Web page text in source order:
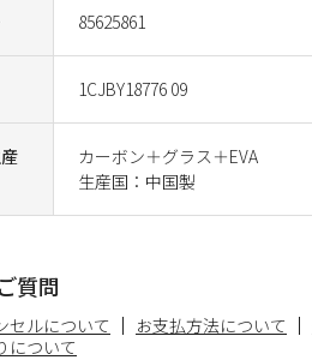
85625861
1CJBY18776 09
カーボン＋グラス＋EVA
生産国：中国製
質問
セルについて お支払方法について
について